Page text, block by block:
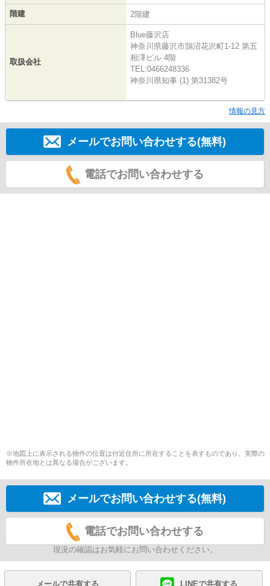
階建 2階建
取扱会社
Blue藤沢店
神奈川県藤沢市鵠沼花沢町1-12 第五
相澤ビル 4階
TEL:0466248336
神奈川県知事 (1) 第31382号
情報の見方
メールでお問い合わせする(無料)
電話でお問い合わせする
※地図上に表示される物件の位置は付近住所に所在することを表すものであり、実際の
物件所在地とは異なる場合がございます。
メールでお問い合わせする(無料)
電話でお問い合わせする
現況の確認はお気軽にお問い合わせください。
メールで共有する LINEで共有する